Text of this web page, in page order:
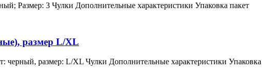
Размер: 3 Чулки Дополнительные характеристики Упаковка пакет
размер L/XL
размер: L/XL Чулки Дополнительные характеристики Упаковка